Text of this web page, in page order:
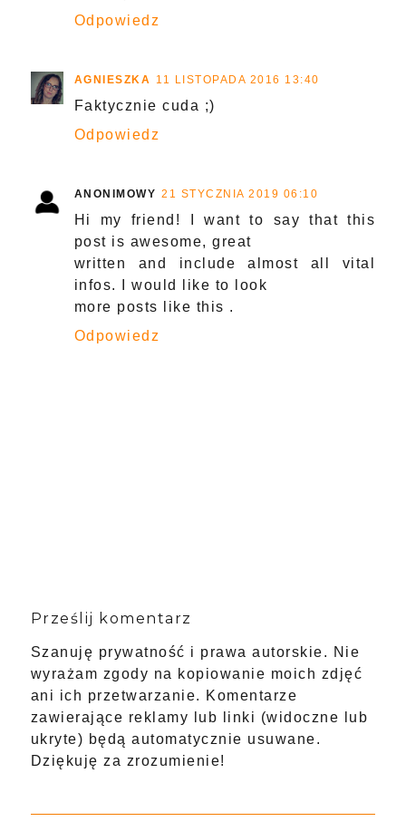
Odpowiedz
AGNIESZKA 11 LISTOPADA 2016 13:40
Faktycznie cuda ;)
Odpowiedz
ANONIMOWY 21 STYCZNIA 2019 06:10
Hi my friend! I want to say that this
post is awesome, great
written and include almost all vital
infos. I would like to look
more posts like this .
Odpowiedz
Prześlij komentarz
Szanuję prywatność i prawa autorskie. Nie
wyrażam zgody na kopiowanie moich zdjęć
ani ich przetwarzanie. Komentarze
zawierające reklamy lub linki (widoczne lub
ukryte) będą automatycznie usuwane.
Dziękuję za zrozumienie!